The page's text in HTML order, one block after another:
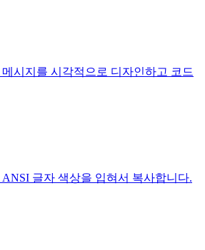
시지를 시각적으로 디자인하고 코드
글자 색상을 입혀서 복사합니다.